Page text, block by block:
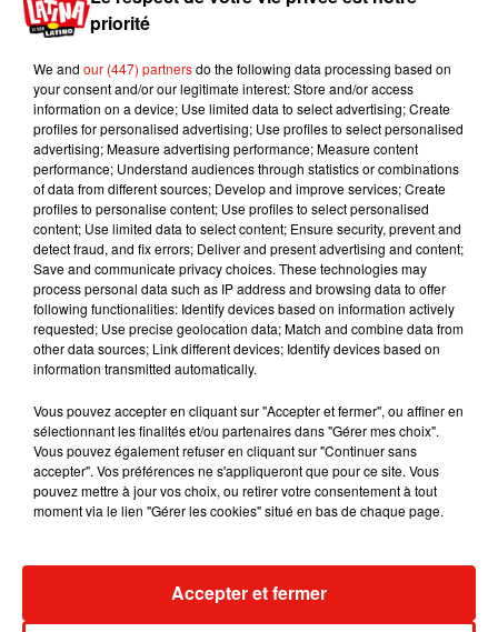
Publié : 5 mai 2020 à 14h00 par A.L.
Si plusieurs infirmiers et urgentistes ont alors
lui ont donné du lait et de la nourriture pour l’aider
à se détendre.La chatte n'a pas quitté son
chaton des yeux pendant les soins, restant aux
pieds des médecins pour observer tous leurs
faits et gestes
. Les deux chats ont ensuite été
emmenés chez un vétérinaire qui a procédé à un
examen complet du bébé et s’est assuré qu’il se
portait bien.
Mundo Latino
en Argentine, et en pleine...
Karol G dévoile la tracklist de
priorité
We and our (447) partnersdo the following data processing based on
your consent and/or our legitimate interest: Store and/or access
information on a device; Use limited data to select advertising; Create
profiles for personalised advertising; Use profiles to select personalised
advertising; Measure advertising performance; Measure content
performance; Understand audiences through statistics or combinations
of data from different sources; Develop and improve services; Create
profiles to personalise content; Use profiles to select personalised
content; Use limited data to select content; Ensure security, prevent and
detect fraud, and fix errors; Deliver and present advertising and content;
Save and communicate privacy choices. These technologies may
process personal data such as IP address and browsing data to offer
following functionalities: Identify devices based on information actively
requested; Use precise geolocation data; Match and combine data from
other data sources; Link different devices; Identify devices based on
information transmitted automatically.
Vous pouvez accepter en cliquant sur "Accepter et fermer", ou affiner en
sélectionnant les finalités et/ou partenaires dans "Gérer mes choix".
Vous pouvez également refuser en cliquant sur "Continuer sans
accepter". Vos préférences ne s'appliqueront que pour ce site. Vous
pouvez mettre à jour vos choix, ou retirer votre consentement à tout
moment via le lien "Gérer les cookies" situé en bas de chaque page.
Accepter et fermer